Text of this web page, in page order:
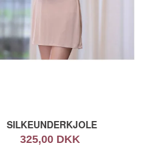
SILKEUNDERKJOLE
325,00 DKK